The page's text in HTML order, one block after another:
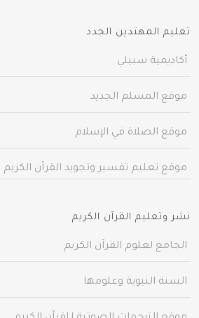
تعليم المهتدين الجدد
أكاديمية سبيلي
موقع المسلم الجديد
موقع الصلاة في الإسلام
موقع تعليم تفسير وتجويد القرآن الكريم
نشر وتعليم القرآن الكريم
الجامع لعلوم القرآن الكريم
السنة النبوية وعلومها